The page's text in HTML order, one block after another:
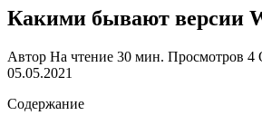
Какими бывают версии
Автор На чтение 30 мин. Просмотров 4
05.05.2021
Содержание